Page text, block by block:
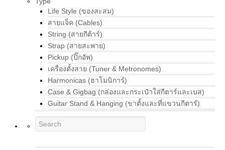
Life Style (ของสะสม)
สายแจ็ค (Cables)
String (สายกีต้าร์)
Strap (สายสะพาย)
Pickup (ปิ๊กอัพ)
เครื่องตั้งสาย (Tuner & Metronomes)
Harmonicas (ฮาโมนิการ์)
Case & Gigbag (กล่องและกระเป๋าใส่กีตาร์และเบส)
Guitar Stand & Hanging (ขาตั้งและที่แขวนกีตาร์)